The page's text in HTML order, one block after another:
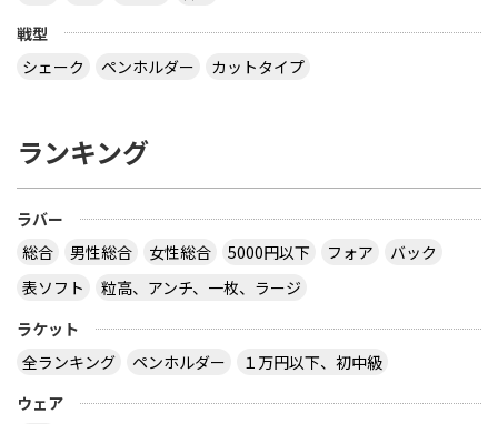
ラケットで フォア面に近い所に 厚い接着層を入れ
る想定をしたのでしょうか？
いケースもあり得ますよ。 ２枚合板、昔にあったセ
板だったか、４枚合板だったかは忘れましたが。
サイトを見る
http://table-tennis.ocnk.net/ こちらでユニフォー
おうと思っているのは Li-Ning リーニン 中国代表ユ
戦型
シェーク
ペンホルダー カットタイプ
ランキング
ラバー
総合
男性総合 女性総合 5000円以下 フォア
バック
表ソフト
粒高、アンチ、一枚、ラージ
ラケット
全ランキング
ペンホルダー
１万円以下、初中級
ウェア